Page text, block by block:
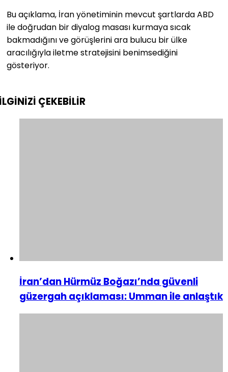
Bu açıklama, İran yönetiminin mevcut şartlarda ABD
ile doğrudan bir diyalog masası kurmaya sıcak
bakmadığını ve görüşlerini ara bulucu bir ülke
aracılığıyla iletme stratejisini benimsediğini
gösteriyor.
ÇEKEBİLİR
İran’dan Hürmüz Boğazı’nda güvenli
güzergah açıklaması: Umman ile anlaştık